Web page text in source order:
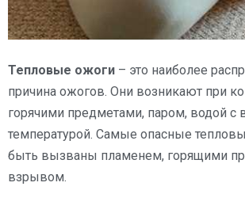
Тепловые ожоги – это наиболее
причина ожогов. Они возникают при
горячими предметами, паром, водой с
температурой. Самые опасные
быть вызваны пламенем, горящими
взрывом.